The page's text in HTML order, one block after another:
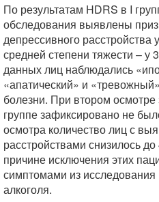
По результатам HDRS в I
обследования выявлены
депрессивного расстройства
средней степени тяжести – у
данных лиц наблюдались
«апатический» и
болезни. При втором
группе зафиксировано не
осмотра количество лиц с
расстройствами снизилось
причине исключения этих
симптомами из исследования
алкоголя.